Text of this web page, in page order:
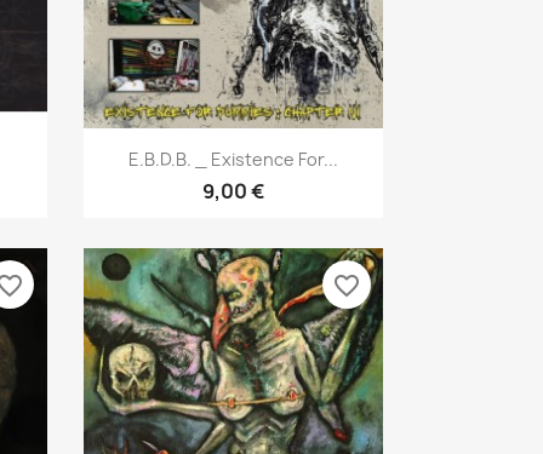
Aperçu rapide
E.B.D.B. _ Existence For...
9,00 €
favorite_border